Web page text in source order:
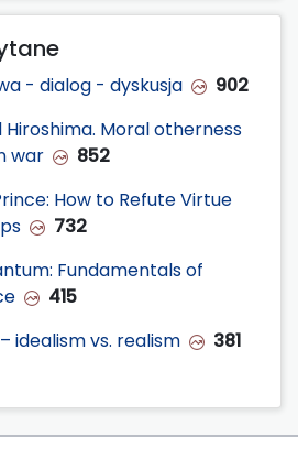
- dialog - dyskusja
902
Moral otherness
war
852
How to Refute Virtue
732
Fundamentals of
415
idealism vs. realism
381